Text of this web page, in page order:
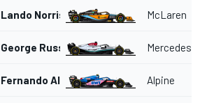
Lando Norris McLaren
George Russell Mercedes
Fernando Alonso Alpine